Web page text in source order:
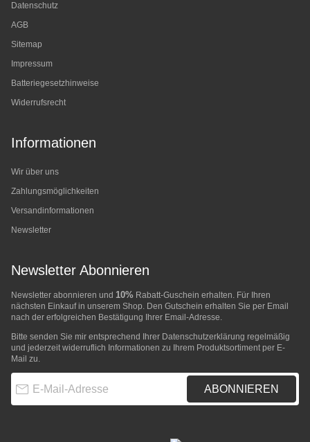
Datenschutz
AGB
Sitemap
Impressum
Batteriegesetzhinweise
Widerrufsrecht
Informationen
Wir über uns
Zahlungsmöglichkeiten
Versandinformationen
Newsletter
Newsletter Abonnieren
Newsletter abonnieren und 10% Rabatt-Guschein erhalten. Für Ihren
nächsten Einkauf in unserem Shop. Den Gutschein erhalten Sie per Email
nach der erfolgreichen Bestätigung Ihrer Email-Adresse.
Bitte senden Sie mir entsprechend Ihrer Datenschutzerklärung regelmäßig
und jederzeit widerruflich Informationen zu Ihrem Produktsortiment per E-
Mail zu.
ABONNIEREN